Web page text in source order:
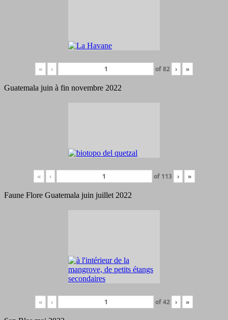
« ‹ of82 › »
Guatemala juin à fin novembre 2022
« ‹ of 113 › »
Faune Flore Guatemala juin juillet 2022
« ‹ of42 › »